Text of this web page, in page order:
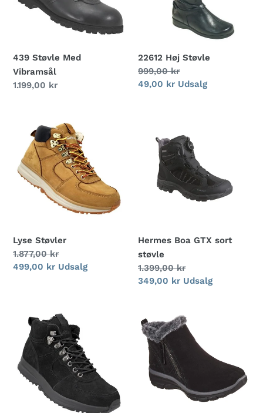
439 Støvle Med
Vibramsål
Normalpris
1.199,00 kr
22612 Høj Støvle
Normalpris
999,00 kr
Udsalgspris
49,00 kr Udsalg
Støvler
Lyse Støvler
Normalpris
1.877,00 kr
Udsalgspris
499,00 kr Udsalg
støvle
Hermes Boa GTX sort
støvle
Normalpris
1.399,00 kr
Udsalgspris
349,00 kr Udsalg
Støvler
BLK
sorte
damestøvler